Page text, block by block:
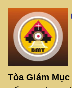
Tòa Giám Mục